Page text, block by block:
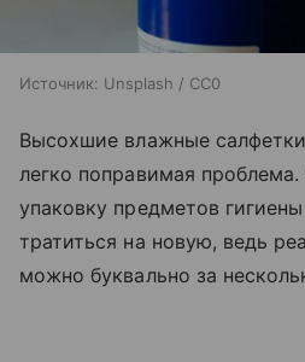
Источник: Unsplash / CC0
Высохшие влажные
легко поправимая
упаковку предметов
тратиться на новую, ведь
можно буквально за